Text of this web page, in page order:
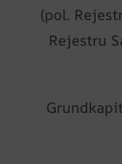
(pol.
Rejestru